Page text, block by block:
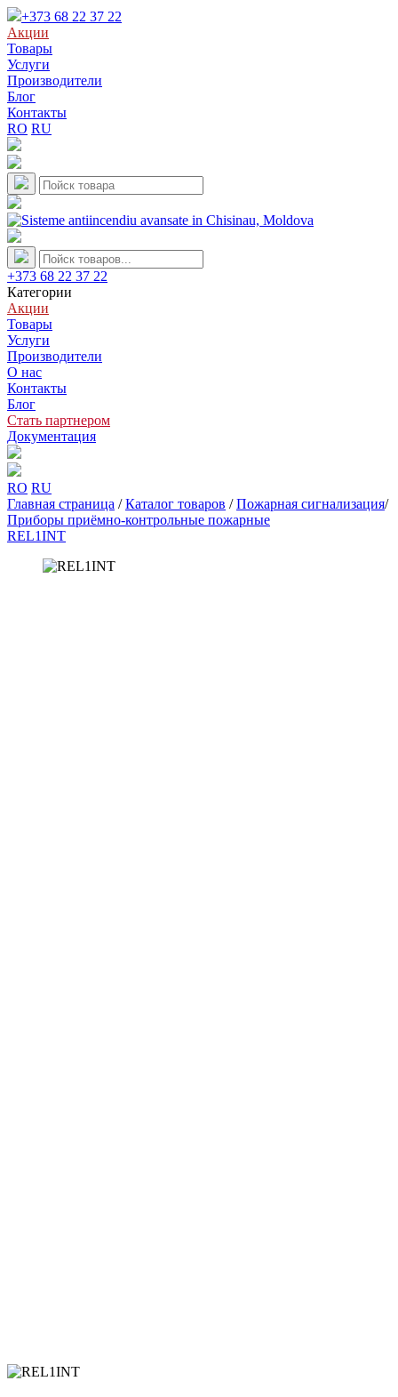
+373 68 22 37 22
Акции
Товары
Услуги
Производители
Блог
Контакты
RO RU
+373 68 22 37 22
Категории
Акции
Товары
Услуги
Производители
О нас
Контакты
Блог
Стать партнером
Документация
RO RU
Главная страница / Каталог товаров / Пожарная сигнализация/
Приборы приёмно-контрольные пожарные
REL1INT